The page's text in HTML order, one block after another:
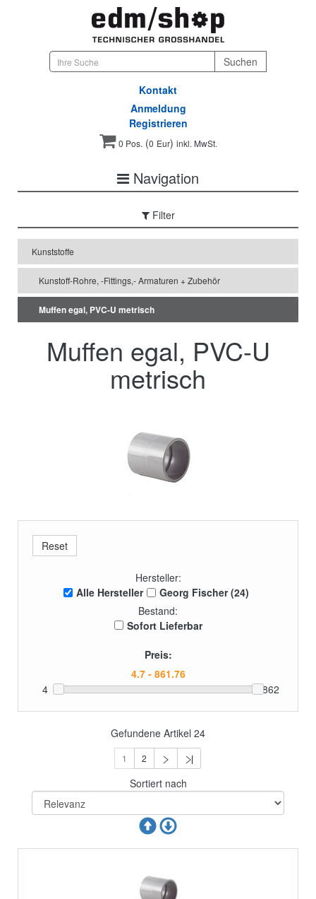
Kontakt
Anmeldung
Registrieren
0 Pos.(0 Eur) inkl. MwSt.
Navigation
Filter
Kunststoffe
Kunstoff-Rohre, -Fittings,- Armaturen + Zubehör
Muffen egal, PVC-U metrisch
Muffen egal, PVC-U
metrisch
Hersteller:
Alle Hersteller
Georg Fischer (24)
Bestand:
Sofort Lieferbar
Preis:
4 862
Gefundene Artikel 24
1 2
Sortiert nach